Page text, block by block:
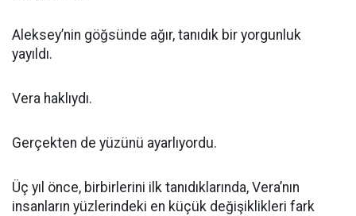
Aleksey’nin göğsünde ağır, tanıdık bir yorgunluk
yayıldı.
Vera haklıydı.
Gerçekten de yüzünü ayarlıyordu.
Üç yıl önce, birbirlerini ilk tanıdıklarında, Vera’nın
insanların yüzlerindeki en küçük değişiklikleri fark